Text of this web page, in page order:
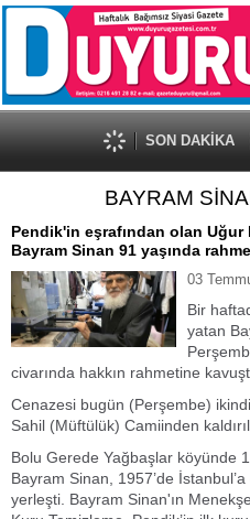
SON DAKİKA
BAYRAM
Pendik'in eşrafından olan
Bayram Sinan 91 yaşında
03
Bir
yatan
civarında hakkın rahmetine
Cenazesi bugün (Perşembe)
Sahil (Müftülük) Camiinden
Bolu Gerede Yağbaşlar köyünde
Bayram Sinan, 1957’de
yerleşti. Bayram Sinan'ın